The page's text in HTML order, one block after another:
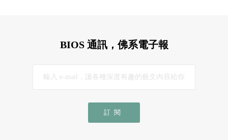
BIOS 通訊，佛系電子報
訂閱